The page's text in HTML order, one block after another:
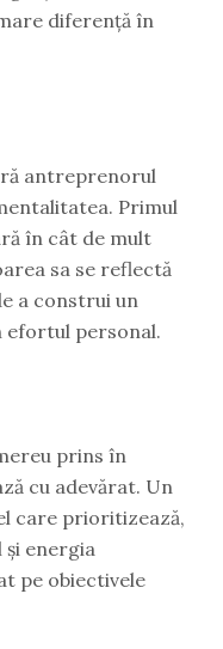
diferență în
antreprenorul
Primul
în cât de mult
sa se reflectă
a construi un
efortul personal.
prins în
cu adevărat. Un
care prioritizează,
și energia
pe obiectivele